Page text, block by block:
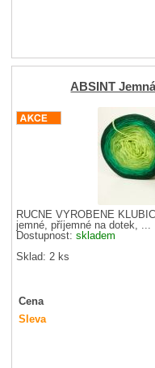
ABSINT
RUČNĚ VYROBENÉ
jemné, příjemné na dotek, ...
Dostupnost:skladem
Sklad: 2 ks
Cena
Sleva